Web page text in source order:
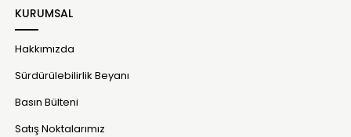
KURUMSAL
Hakkımızda
Sürdürülebilirlik Beyanı
Basın Bülteni
Satış Noktalarımız